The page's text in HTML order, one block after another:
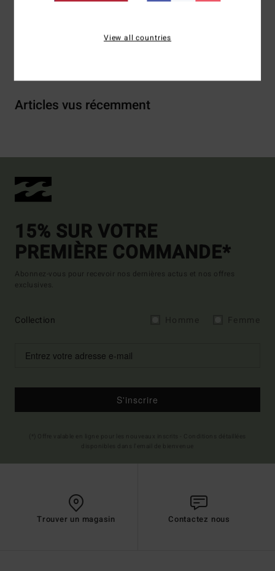
Articles vus récemment
15% SUR VOTRE
PREMIÈRE COMMANDE*
Abonnez-vous pour recevoir nos dernières actus et nos offres
exclusives.
Collection
S'inscrire
Trouver un magasin Contactez nous
View all countries